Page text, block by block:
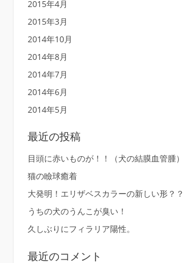
2015年4月
2015年3月
2014年10月
2014年8月
2014年7月
2014年6月
2014年5月
最近の投稿
目頭に赤いものが！！（犬の結膜血管腫）
猫の瞼球癒着
大発明！エリザベスカラーの新しい形？？
うちの犬のうんこが臭い！
久しぶりにフィラリア陽性。
最近のコメント